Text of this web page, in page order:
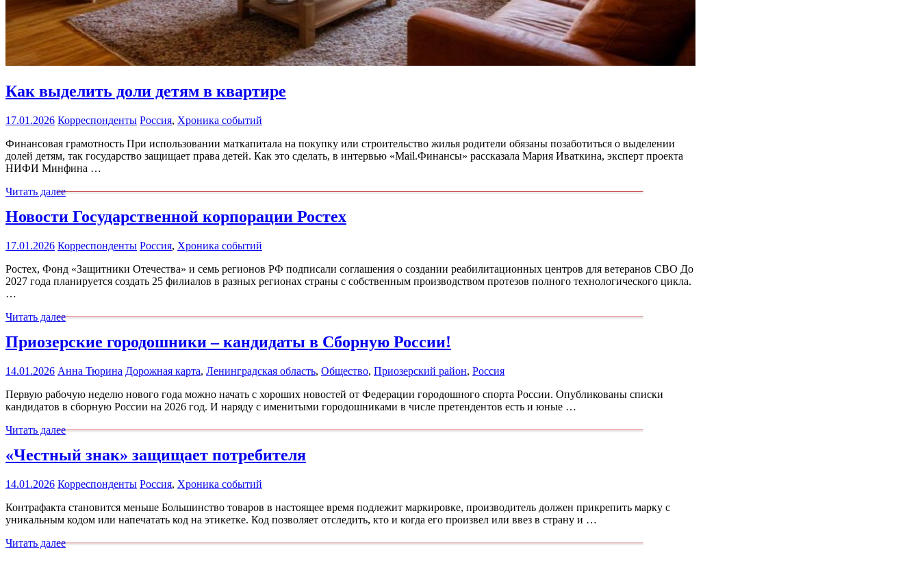
Как выделить доли детям в квартире
17.01.2026 Корреспонденты Россия, Хроника событий
Финансовая грамотность При использовании маткапитала на покупку или строительство жилья родители обязаны позаботиться о выделении
долей детям, так государство защищает права детей. Как это сделать, в интервью «Mail.Финансы» рассказала Мария Иваткина, эксперт проекта
НИФИ Минфина …
Читать далее
Новости Государственной корпорации Ростех
17.01.2026 Корреспонденты Россия, Хроника событий
Ростех, Фонд «Защитники Отечества» и семь регионов РФ подписали соглашения о создании реабилитационных центров для ветеранов СВО До
2027 года планируется создать 25 филиалов в разных регионах страны с собственным производством протезов полного технологического цикла.
…
Читать далее
Приозерские городошники – кандидаты в Сборную России!
14.01.2026 Анна Тюрина Дорожная карта, Ленинградская область, Общество, Приозерский район, Россия
Первую рабочую неделю нового года можно начать с хороших новостей от Федерации городошного спорта России. Опубликованы списки
кандидатов в сборную России на 2026 год. И наряду с именитыми городошниками в числе претендентов есть и юные …
Читать далее
«Честный знак» защищает потребителя
14.01.2026 Корреспонденты Россия, Хроника событий
Контрафакта становится меньше Большинство товаров в настоящее время подлежит маркировке, производитель должен прикрепить марку с
уникальным кодом или напечатать код на этикетке. Код позволяет отследить, кто и когда его произвел или ввез в страну и …
Читать далее